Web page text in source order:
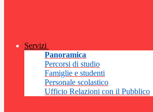
Servizi
Panoramica
Percorsi di studio
Famiglie e studenti
Personale scolastico
Ufficio Relazioni con il Pubblico